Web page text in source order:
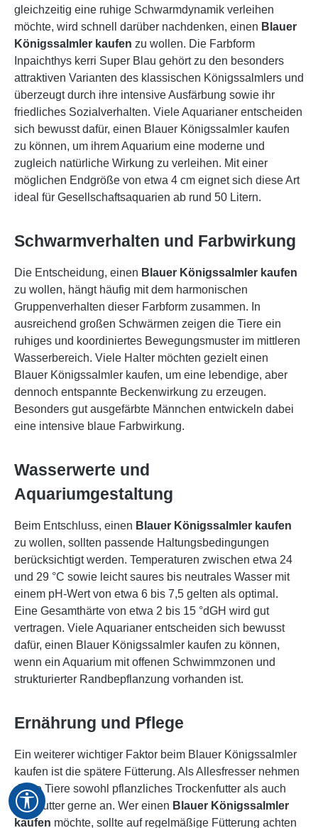
gleichzeitig eine ruhige Schwarmdynamik verleihen
möchte, wird schnell darüber nachdenken, einen Blauer
Königssalmler kaufen zu wollen. Die Farbform
Inpaichthys kerri Super Blau gehört zu den besonders
attraktiven Varianten des klassischen Königssalmlers und
überzeugt durch ihre intensive Ausfärbung sowie ihr
friedliches Sozialverhalten. Viele Aquarianer entscheiden
sich bewusst dafür, einen Blauer Königssalmler kaufen
zu können, um ihrem Aquarium eine moderne und
zugleich natürliche Wirkung zu verleihen. Mit einer
möglichen Endgröße von etwa 4 cm eignet sich diese Art
ideal für Gesellschaftsaquarien ab rund 50 Litern.
Schwarmverhalten und Farbwirkung
Die Entscheidung, einen Blauer Königssalmler kaufen
zu wollen, hängt häufig mit dem harmonischen
Gruppenverhalten dieser Farbform zusammen. In
ausreichend großen Schwärmen zeigen die Tiere ein
ruhiges und koordiniertes Bewegungsmuster im mittleren
Wasserbereich. Viele Halter möchten gezielt einen
Blauer Königssalmler kaufen, um eine lebendige, aber
dennoch entspannte Beckenwirkung zu erzeugen.
Besonders gut ausgefärbte Männchen entwickeln dabei
eine intensive blaue Farbwirkung.
Wasserwerte und
Aquariumgestaltung
Beim Entschluss, einen Blauer Königssalmler kaufen
zu wollen, sollten passende Haltungsbedingungen
berücksichtigt werden. Temperaturen zwischen etwa 24
und 29 °C sowie leicht saures bis neutrales Wasser mit
einem pH-Wert von etwa 6 bis 7,5 gelten als optimal.
Eine Gesamthärte von etwa 2 bis 15 °dGH wird gut
vertragen. Viele Aquarianer entscheiden sich bewusst
dafür, einen Blauer Königssalmler kaufen zu können,
wenn ein Aquarium mit offenen Schwimmzonen und
strukturierter Randbepflanzung vorhanden ist.
Ernährung und Pflege
Ein weiterer wichtiger Faktor beim Blauer Königssalmler
kaufen ist die spätere Fütterung. Als Allesfresser nehmen
diese Tiere sowohl pflanzliches Trockenfutter als auch
Frostfutter gerne an. Wer einen Blauer Königssalmler
kaufen möchte, sollte auf regelmäßige Fütterung achten
Werkzeugleiste anzeigen